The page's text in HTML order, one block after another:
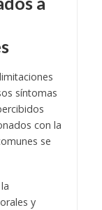
síntomas
con la
se
la
y